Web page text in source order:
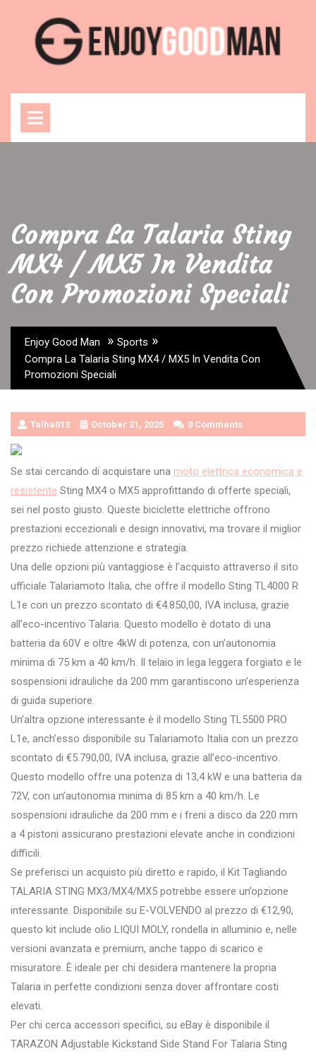
content
Compra La Talaria Sting
MX4 / MX5 In Vendita
Con Promozioni Speciali
Enjoy Good Man » Sports »
Compra La Talaria Sting MX4 / MX5 In Vendita Con
Promozioni Speciali
Talha013 October 21, 2025 0 Comments
Se stai cercando di acquistare una moto elettrica economica e
resistente Sting MX4 o MX5 approfittando di offerte speciali,
sei nel posto giusto. Queste biciclette elettriche offrono
prestazioni eccezionali e design innovativi, ma trovare il miglior
prezzo richiede attenzione e strategia.
Una delle opzioni più vantaggiose è l’acquisto attraverso il sito
ufficiale Talariamoto Italia, che offre il modello Sting TL4000 R
L1e con un prezzo scontato di €4.850,00, IVA inclusa, grazie
all’eco-incentivo Talaria. Questo modello è dotato di una
batteria da 60V e oltre 4kW di potenza, con un’autonomia
minima di 75 km a 40 km/h. Il telaio in lega leggera forgiato e le
sospensioni idrauliche da 200 mm garantiscono un’esperienza
di guida superiore.
Un’altra opzione interessante è il modello Sting TL5500 PRO
L1e, anch’esso disponibile su Talariamoto Italia con un prezzo
scontato di €5.790,00, IVA inclusa, grazie all’eco-incentivo.
Questo modello offre una potenza di 13,4 kW e una batteria da
72V, con un’autonomia minima di 85 km a 40 km/h. Le
sospensioni idrauliche da 200 mm e i freni a disco da 220 mm
a 4 pistoni assicurano prestazioni elevate anche in condizioni
difficili.
Se preferisci un acquisto più diretto e rapido, il Kit Tagliando
TALARIA STING MX3/MX4/MX5 potrebbe essere un’opzione
interessante. Disponibile su E-VOLVENDO al prezzo di €12,90,
questo kit include olio LIQUI MOLY, rondella in alluminio e, nelle
versioni avanzata e premium, anche tappo di scarico e
misuratore. È ideale per chi desidera mantenere la propria
Talaria in perfette condizioni senza dover affrontare costi
elevati.
Per chi cerca accessori specifici, su eBay è disponibile il
TARAZON Adjustable Kickstand Side Stand For Talaria Sting